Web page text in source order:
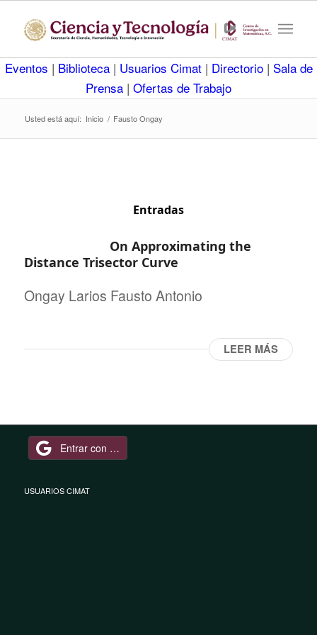
Eventos | Biblioteca | Usuarios Cimat | Directorio | Sala de
Prensa | Ofertas de Trabajo
Usted está aquí: Inicio / Fausto Ongay
Entradas
On Approximating the
Distance Trisector Curve
Ongay Larios Fausto Antonio
LEER MÁS
Entrar con Google
USUARIOS CIMAT